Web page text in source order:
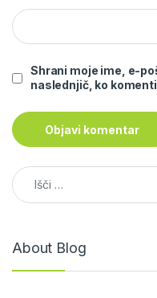
Shrani moje ime, e-
naslednjič, ko
Išči:
About Blog